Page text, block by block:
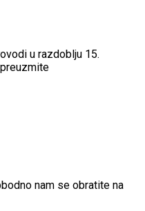
u razdoblju 15.
nam se obratite na